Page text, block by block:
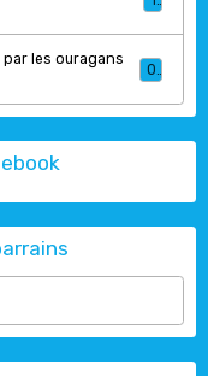
par les ouragans